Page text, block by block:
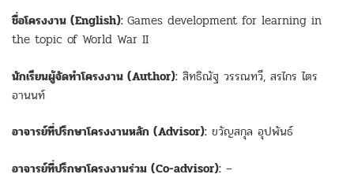
ชื่อโครงงาน (English): Games development for learning in
the topic of World War II
นักเรียนผู้จัดทำโครงงาน (Author): สิทธิณัฐ วรรณทวี, สรไกร ไตร
อานนท์
อาจารย์ที่ปรึกษาโครงงานหลัก (Advisor): ขวัญสกุล อุปพันธ์
อาจารย์ที่ปรึกษาโครงงานร่วม (Co-advisor): –